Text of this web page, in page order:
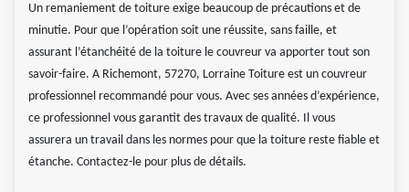
Un remaniement de toiture exige beaucoup de précautions et de
minutie. Pour que l’opération soit une réussite, sans faille, et
assurant l’étanchéité de la toiture le couvreur va apporter tout son
savoir-faire. A Richemont, 57270, Lorraine Toiture est un couvreur
professionnel recommandé pour vous. Avec ses années d’expérience,
ce professionnel vous garantit des travaux de qualité. Il vous
assurera un travail dans les normes pour que la toiture reste fiable et
étanche. Contactez-le pour plus de détails.